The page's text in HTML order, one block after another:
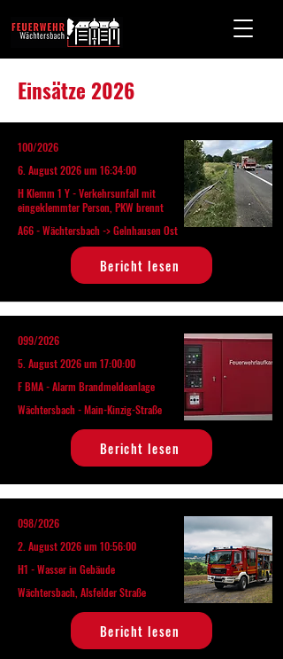
Einsätze 2026
100/2026
6. August 2026 um 16:34:00
H Klemm 1 Y - Verkehrsunfall mit
eingeklemmter Person, PKW brennt
A66 - Wächtersbach -> Gelnhausen Ost
Bericht lesen
099/2026
5. August 2026 um 17:00:00
F BMA - Alarm Brandmeldeanlage
Wächtersbach - Main-Kinzig-Straße
Bericht lesen
098/2026
2. August 2026 um 10:56:00
H1 - Wasser in Gebäude
Wächtersbach, Alsfelder Straße
Bericht lesen